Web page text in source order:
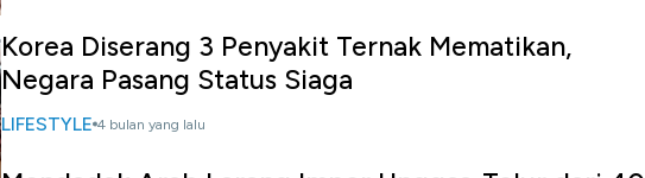
Korea Diserang 3 Penyakit Ternak Mematikan,
Negara Pasang Status Siaga
LIFESTYLE 4 bulan yang lalu